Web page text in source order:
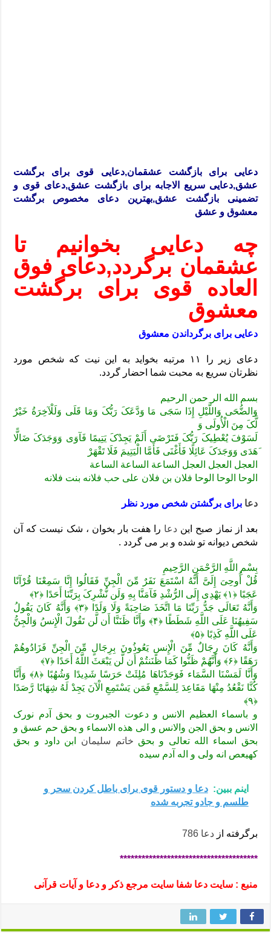
دعایی برای بازگشت عشقمان,دعایی قوی برای برگشت
عشق,دعایی سریع الاجابه برای بازگشت عشق,دعای قوی و
تضمینی بازگشت عشق,بهترین دعای مخصوص برگشت
معشوق و عشق
چه دعایی بخوانیم تا
عشقمان برگردد,دعای فوق
العاده قوی برای برگشت
معشوق
دعایی برای برگرداندن معشوق
دعای زیر را ۱۱ مرتبه بخواید به این نیت که شخص مورد
نظرتان سریع به محبت شما احضار گردد.
بسم الله الر حمن الرحیم
وَالضُّحَى وَاللَّیْلِ إِذَا سَجَى مَا وَدَّعَکَ رَبُّکَ وَمَا قَلَى وَلَلْآخِرَةُ خَیْرٌ
لَّکَ مِنَ الْأُولَى وَ
لَسَوْفَ یُعْطِیکَ رَبُّکَ فَتَرْضَى أَلَمْ یَجِدْکَ یَتِیمًا فَآوَى وَوَجَدَکَ ضَالًّا
َهَدَى وَوَجَدَکَ عَائِلًا فَأَغْنَى فَأَمَّا الْیَتِیمَ فَلَا تَقْهَرْ
العجل العجل العجل الساعة الساعة الساعة
الوحا الوحا الوحا فلان بن فلان علی حب فلانه بنت فلانه
دعا برای برگشتن شخص مورد نظر
بعد از نماز صبح این دعا را هفت بار بخوان ، شک نیست که آن
شخص دیوانه تو شده و بر می گردد .
بِسْمِ اللَّهِ الرَّحْمَنِ الرَّحِیمِ
قُلْ أُوحِیَ إِلَیَّ أَنَّهُ اسْتَمَعَ نَفَرٌ مِّنَ الْجِنِّ فَقَالُوا إِنَّا سَمِعْنَا قُرْآنًا
عَجَبًا ﴿۱﴾ یَهْدِی إِلَى الرُّشْدِ فَآمَنَّا بِهِ وَلَن نُّشْرِکَ بِرَبِّنَا أَحَدًا ﴿۲﴾
وَأَنَّهُ تَعَالَى جَدُّ رَبِّنَا مَا اتَّخَذَ صَاحِبَةً وَلَا وَلَدًا ﴿۳﴾ وَأَنَّهُ کَانَ یَقُولُ
سَفِیهُنَا عَلَى اللَّهِ شَطَطًا ﴿۴﴾ وَأَنَّا ظَنَنَّا أَن لَّن تَقُولَ الْإِنسُ وَالْجِنُّ
عَلَى اللَّهِ کَذِبًا ﴿۵﴾
وَأَنَّهُ کَانَ رِجَالٌ مِّنَ الْإِنسِ یَعُوذُونَ بِرِجَالٍ مِّنَ الْجِنِّ فَزَادُوهُمْ
رَهَقًا ﴿۶﴾ وَأَنَّهُمْ ظَنُّوا کَمَا ظَنَنتُمْ أَن لَّن یَبْعَثَ اللَّهُ أَحَدًا ﴿۷﴾
وَأَنَّا لَمَسْنَا السَّمَاء فَوَجَدْنَاهَا مُلِئَتْ حَرَسًا شَدِیدًا وَشُهُبًا ﴿۸﴾ وَأَنَّا
کُنَّا نَقْعُدُ مِنْهَا مَقَاعِدَ لِلسَّمْعِ فَمَن یَسْتَمِعِ الْآنَ یَجِدْ لَهُ شِهَابًا رَّصَدًا
﴿۹﴾
و باسماء العظیم الانس و دعوت الجبروت و بحق آدم نورک
الانس و بحق الجن والانس و الی هذه الاسماء و بحق حم عسق و
بحق اسماء الله تعالی و بحق خاتم سلیمان ابن داود و بحق
کهیعص انه ولی و اله آدم سیده
اینم ببین: دعا و دستور قوی برای باطل کردن سحر و
طلسم و جادو تجربه شده
برگرفته ازدعا 786
**************************************
منبع : سایت دعا شفا سایت مرجع ذکر و دعا و آیات قرآنی